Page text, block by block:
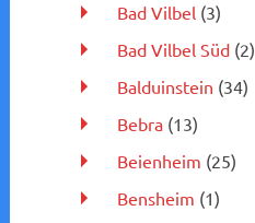
Bad Vilbel(3)
Bad Vilbel Süd(2)
Balduinstein (34)
Bebra(13)
Beienheim (25)
Bensheim (1)